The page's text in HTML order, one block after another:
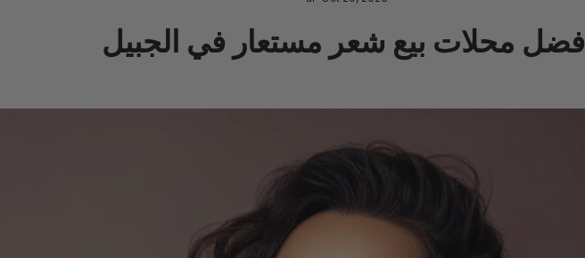
افضل محلات بيع شعر مستعار في الجبيل